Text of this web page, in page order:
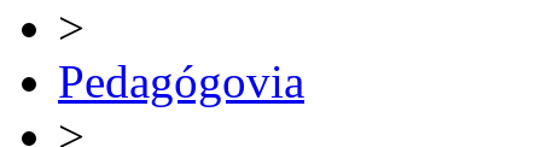
>
Pedagógovia
>